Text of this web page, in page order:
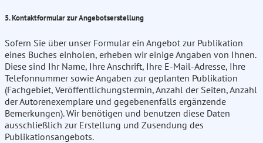
5. Kontaktformular zur Angebotserstellung
Sofern Sie über unser Formular ein Angebot zur Publikation
eines Buches einholen, erheben wir einige Angaben von Ihnen.
Diese sind Ihr Name, Ihre Anschrift, Ihre E-Mail-Adresse, Ihre
Telefonnummer sowie Angaben zur geplanten Publikation
(Fachgebiet, Veröffentlichungstermin, Anzahl der Seiten, Anzahl
der Autorenexemplare und gegebenenfalls ergänzende
Bemerkungen). Wir benötigen und benutzen diese Daten
ausschließlich zur Erstellung und Zusendung des
Publikationsangebots.